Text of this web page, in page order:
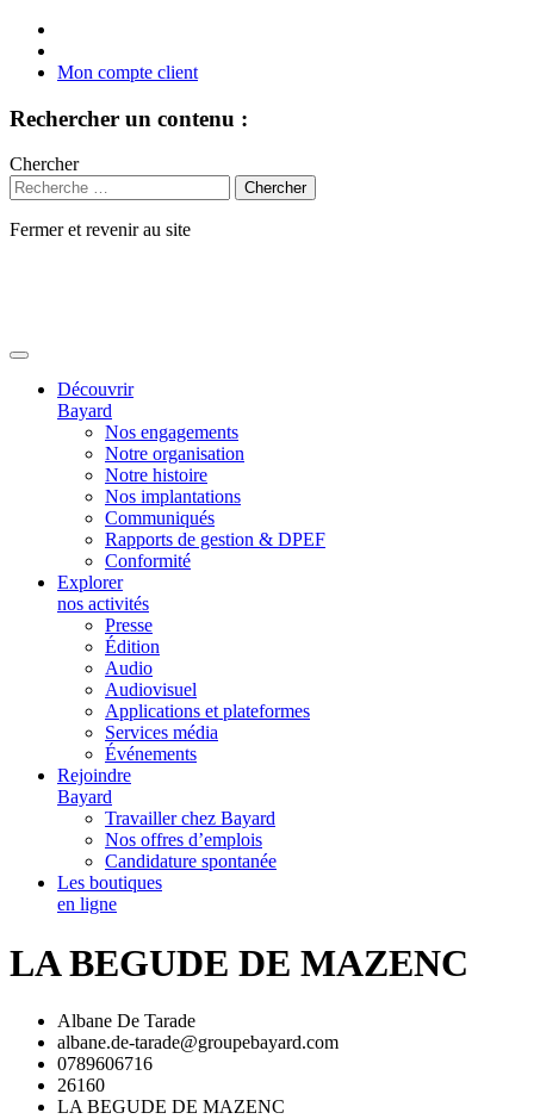
Mon compte client
Rechercher un contenu :
Chercher
Fermer et revenir au site
Découvrir
Bayard
Nos engagements
Notre organisation
Notre histoire
Nos implantations
Communiqués
Rapports de gestion & DPEF
Conformité
Explorer
nos activités
Presse
Édition
Audio
Audiovisuel
Applications et plateformes
Services média
Événements
Rejoindre
Bayard
Travailler chez Bayard
Nos offres d’emplois
Candidature spontanée
Les boutiques
en ligne
LA BEGUDE DE MAZENC
Albane De Tarade
albane.de-tarade@groupebayard.com
0789606716
26160
LA BEGUDE DE MAZENC